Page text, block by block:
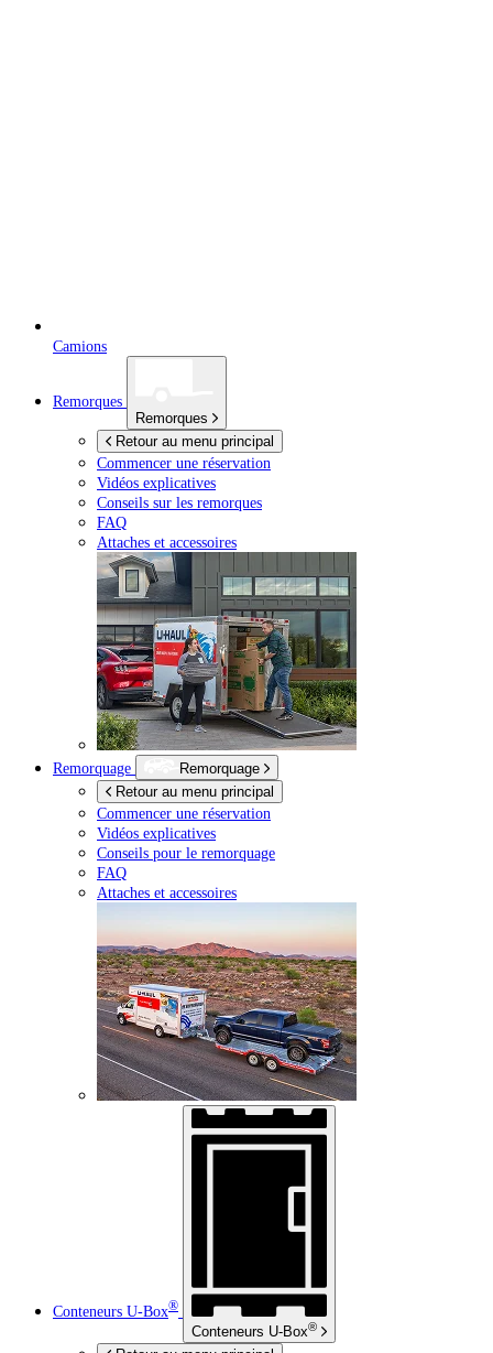
Camions
Remorques
Remorques
Retour au menu principal
Commencer une réservation
Vidéos explicatives
Conseils sur les remorques
FAQ
Attaches et accessoires
Remorquage
Remorquage
Retour au menu principal
Commencer une réservation
Vidéos explicatives
Conseils pour le remorquage
FAQ
Attaches et accessoires
Conteneurs U-Box®
Conteneurs U-Box®